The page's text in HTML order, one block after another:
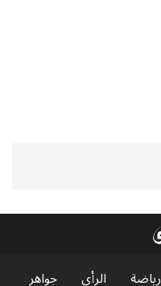
رياضة الرأي جواهر